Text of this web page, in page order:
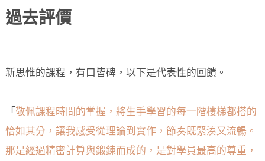
過去評價
新思惟的課程，有口皆碑，以下是代表性的回饋。
「 敬佩課程時間的掌握，將生手學習的每一階樓梯都搭的
恰如其分，讓我感受從理論到實作，節奏既緊湊又流暢。
那是經過精密計算與鍛鍊而成的，是對學員最高的尊重，